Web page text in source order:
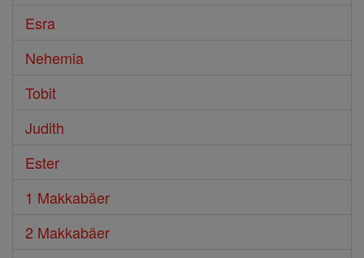
Esra
Nehemia
Tobit
Judith
Ester
1 Makkabäer
2 Makkabäer